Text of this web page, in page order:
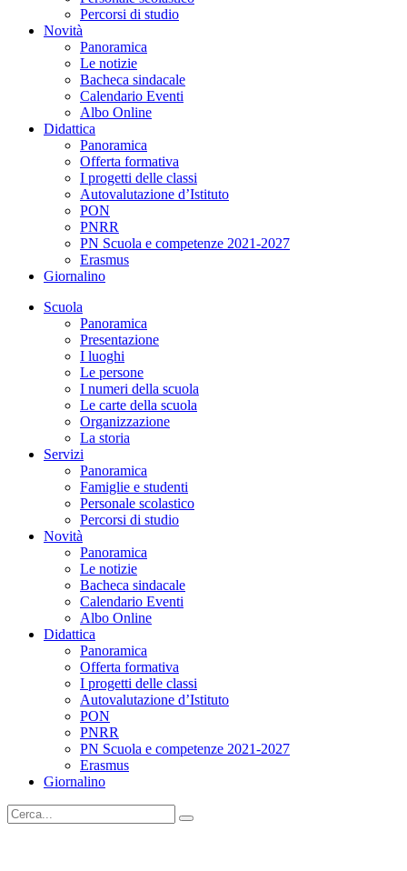
Percorsi di studio
Novità
Panoramica
Le notizie
Bacheca sindacale
Calendario Eventi
Albo Online
Didattica
Panoramica
Offerta formativa
I progetti delle classi
Autovalutazione d’Istituto
PON
PNRR
PN Scuola e competenze 2021-2027
Erasmus
Giornalino
Scuola
Panoramica
Presentazione
I luoghi
Le persone
I numeri della scuola
Le carte della scuola
Organizzazione
La storia
Servizi
Panoramica
Famiglie e studenti
Personale scolastico
Percorsi di studio
Novità
Panoramica
Le notizie
Bacheca sindacale
Calendario Eventi
Albo Online
Didattica
Panoramica
Offerta formativa
I progetti delle classi
Autovalutazione d’Istituto
PON
PNRR
PN Scuola e competenze 2021-2027
Erasmus
Giornalino